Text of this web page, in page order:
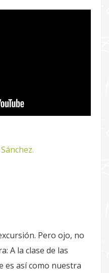
Pero ojo, no
A la clase de las
es así como nuestra